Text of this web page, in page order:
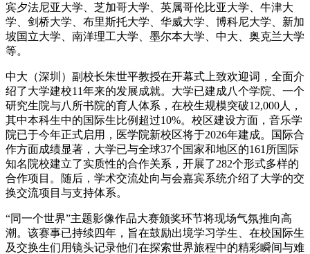
宾夕法尼亚大学、芝加哥大学、英属哥伦比亚大学、牛津大
学、剑桥大学、布里斯托大学、华威大学、博科尼大学、新加
坡国立大学、南洋理工大学、墨尔本大学、中大、奥克兰大学
等。
中大（深圳）副校长朱世平教授在开幕式上致欢迎词，全面介
绍了大学建校11年来的发展成就。大学已建成八个学院、一个
研究生院与八所书院的育人体系，在校生规模突破12,000人，
其中本科生中的国际生比例超过10%。校区建设方面，音乐学
院已于今年正式启用，医学院新校区将于2026年建成。国际合
作方面成绩显著，大学已与全球37个国家和地区的161所国际
知名院校建立了实质性的合作关系，开展了282个形式多样的
合作项目。随后，学术交流处向与会嘉宾系统介绍了大学的交
换交流项目与支持体系。
“同一个世界”主题影像作品大赛颁奖环节将现场气氛推向高
潮。该赛事已持续四年，旨在鼓励出境学习学生、在校国际生
及交换生们用镜头记录他们在探索世界旅程中的精彩瞬间与难